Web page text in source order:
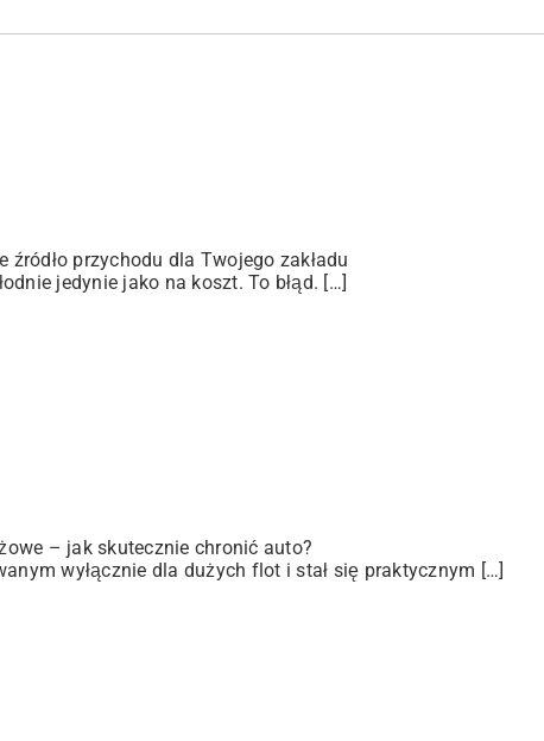
przychodu dla Twojego zakładu
jedynie jako na koszt. To błąd. […]
– jak skutecznie chronić auto?
wyłącznie dla dużych flot i stał się praktycznym […]